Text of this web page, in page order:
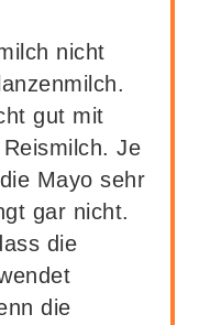
nicht
gut mit
Je
Mayo sehr
gar nicht.
die
die